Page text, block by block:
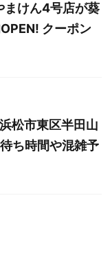
まけん4号店が葵
クーポン
松市東区半田山
ち時間や混雑予